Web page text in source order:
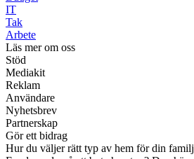
IT
Tak
Arbete
Läs mer om oss
Stöd
Mediakit
Reklam
Användare
Nyhetsbrev
Partnerskap
Gör ett bidrag
Hur du väljer rätt typ av hem för din familj